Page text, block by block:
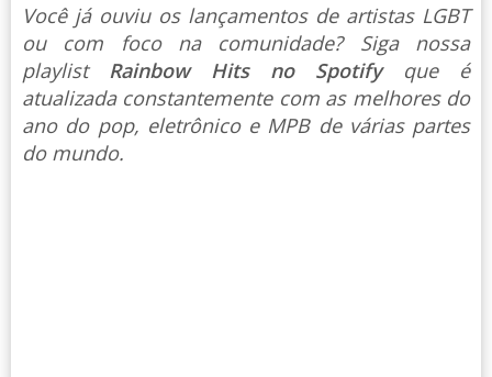
Você já ouviu os lançamentos de artistas LGBT
ou com foco na comunidade? Siga nossa
playlist Rainbow Hits no Spotify que é
atualizada constantemente com as melhores do
ano do pop, eletrônico e MPB de várias partes
do mundo.